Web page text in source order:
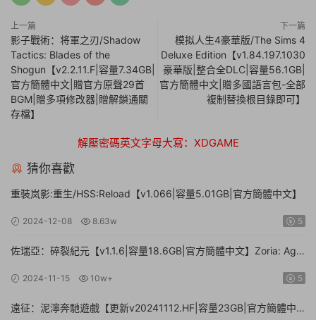
上一篇
影子戰術：将軍之刃/Shadow
Tactics: Blades of the
Shogun【v2.2.11.F|容量7.34GB|
官方簡體中文|贈官方原聲29首
BGM|贈多項修改器|贈解鎖通關
存檔】
下一篇
模拟人生4豪華版/The Sims 4
Deluxe Edition【v1.84.197.1030
豪華版|整合全DLC|容量56.1GB|
官方簡體中文|贈多國語言包-全部
複制替換根目錄即可】
解壓密碼英文字母大寫：XDGAME
猜你喜歡
重裝岚影:重生/HSS:Reload【v1.066|容量5.01GB|官方簡體中文】
2024-12-08 8.63w 5
佐瑞亞：碎裂紀元【v1.1.6|容量18.6GB|官方簡體中文】Zoria: Age
2024-11-15 10w+ 5
遠征：泥濘奔馳遊戲【更新v20241112.HF|容量23GB|官方簡體中